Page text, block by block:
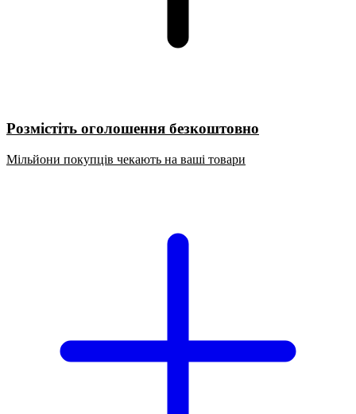
Розмістіть оголошення безкоштовно
Мільйони покупців чекають на ваші товари